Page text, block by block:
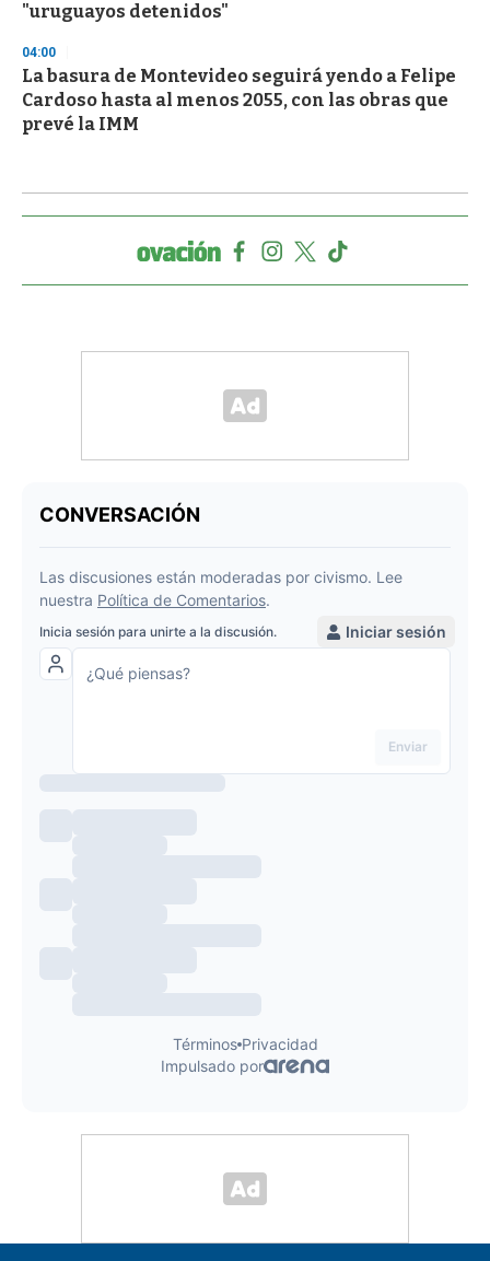
"uruguayos detenidos"
04:00
La basura de Montevideo seguirá yendo a Felipe
Cardoso hasta al menos 2055, con las obras que
prevé la IMM